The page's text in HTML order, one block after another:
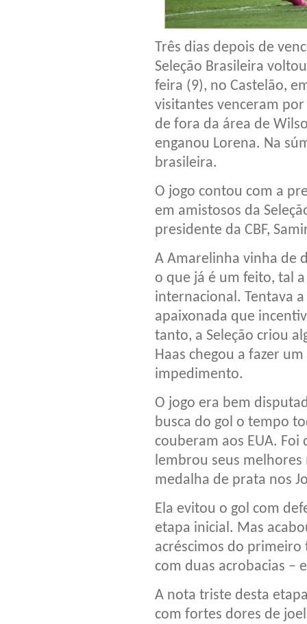
Três dias depois de
Seleção Brasileira
feira (9), no Castelão,
visitantes venceram
de fora da área de
enganou Lorena. Na
brasileira.
O jogo contou com a
em amistosos da
presidente da CBF,
A Amarelinha vinha de
o que já é um feito, tal
internacional. Tentava
apaixonada que
tanto, a Seleção criou
Haas chegou a fazer
impedimento.
O jogo era bem
busca do gol o tempo
couberam aos EUA.
lembrou seus
medalha de prata nos
Ela evitou o gol com
etapa inicial. Mas
acréscimos do
com duas acrobacias –
A nota triste desta
com fortes dores de